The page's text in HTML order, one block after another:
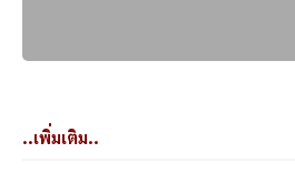
..เพิ่มเติม..